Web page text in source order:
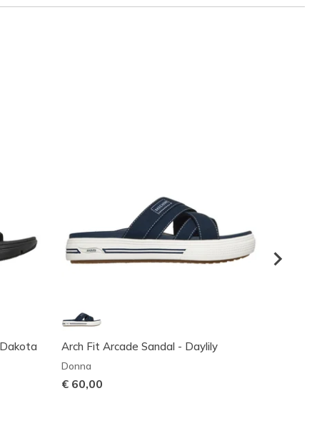
Arch Fit Arcade Sandal - Daylily
Donna
€ 60,00